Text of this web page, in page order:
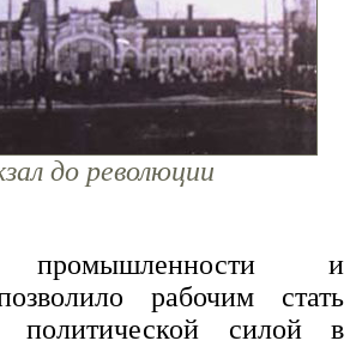
до революции
промышленности и
рабочим стать
политической силой в